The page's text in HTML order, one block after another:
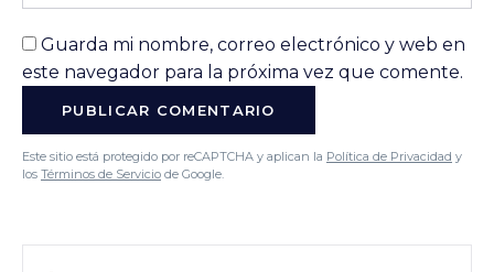
Guarda mi nombre, correo electrónico y web en
este navegador para la próxima vez que comente.
Este sitio está protegido por reCAPTCHA y aplican la Política de Privacidad y
los Términos de Servicio de Google.